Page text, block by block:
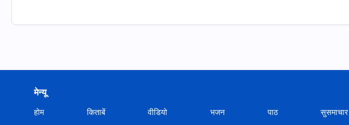
मेन्यू
होम किताबें वीडियो भजन पाठ सुसमाचार